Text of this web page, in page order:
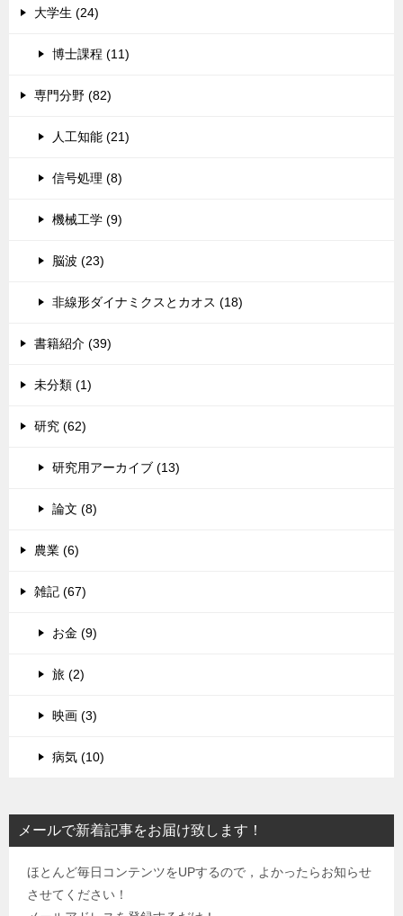
大学生 (24)
博士課程 (11)
専門分野 (82)
人工知能 (21)
信号処理 (8)
機械工学 (9)
脳波 (23)
非線形ダイナミクスとカオス (18)
書籍紹介 (39)
未分類 (1)
研究 (62)
研究用アーカイブ (13)
論文 (8)
農業 (6)
雑記 (67)
お金 (9)
旅 (2)
映画 (3)
病気 (10)
メールで新着記事をお届け致します！
ほとんど毎日コンテンツをUPするので，よかったらお知らせ
させてください！